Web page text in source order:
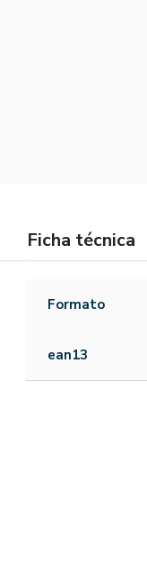
Ficha técnica
Formato
ean13